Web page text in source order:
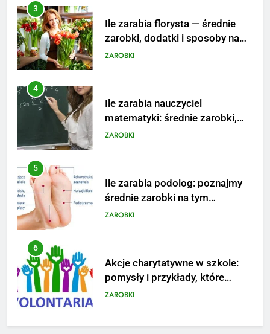
4
Ile zarabia nauczyciel
matematyki: średnie zarobki,
dodatki i perspektywy
ZAROBKI
5
Ile zarabia podolog: poznajmy
średnie zarobki na tym
stanowisku
ZAROBKI
6
Akcje charytatywne w szkole:
pomysły i przykłady, które
zainspirują
ZAROBKI
7
Jak przygotować się finansowo
na narodziny dziecka: ile to
kosztuje i jak zaplanować
PORADY
8